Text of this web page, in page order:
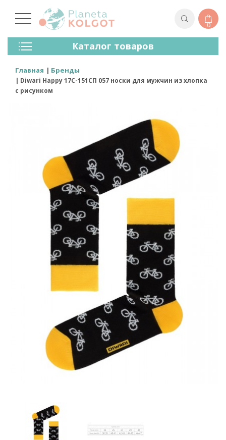
0
Каталог товаров
Колготки
Чулки
Лосины (леггинсы)
Носки И Гольфы
Главная Бренды
Diwari Happy 17С-151СП 057 носки для мужчин из хлопка
с рисунком